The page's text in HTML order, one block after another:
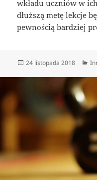
wkładu uczniów w
dłuższą metę lekcje
pewnością bardziej
Data
24 listopada 2018